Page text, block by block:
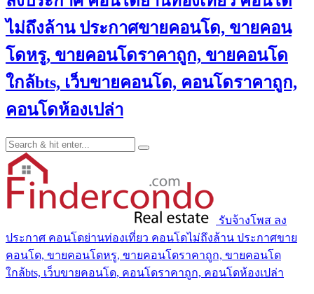
ไม่ถึงล้าน ประกาศขายคอนโด, ขายคอน
โดหรู, ขายคอนโดราคาถูก, ขายคอนโด
ใกล้bts, เว็บขายคอนโด, คอนโดราคาถูก,
คอนโดห้องเปล่า
รับจ้างโพส ลง
ประกาศ คอนโดย่านท่องเที่ยว คอนโดไม่ถึงล้าน ประกาศขาย
คอนโด, ขายคอนโดหรู, ขายคอนโดราคาถูก, ขายคอนโด
ใกล้bts, เว็บขายคอนโด, คอนโดราคาถูก, คอนโดห้องเปล่า